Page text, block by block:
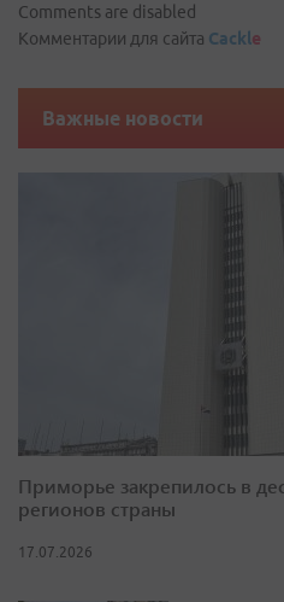
Comments are disabled
Комментарии для сайта Cackle
Важные новости
Приморье закрепилось в
регионов страны
17.07.2026